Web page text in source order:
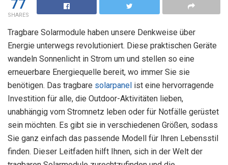
77
SHARES
Tragbare Solarmodule haben unsere Denkweise über
Energie unterwegs revolutioniert. Diese praktischen Geräte
wandeln Sonnenlicht in Strom um und stellen so eine
erneuerbare Energiequelle bereit, wo immer Sie sie
benötigen. Das tragbare solarpanel ist eine hervorragende
Investition für alle, die Outdoor-Aktivitäten lieben,
unabhängig vom Stromnetz leben oder für Notfälle gerüstet
sein möchten. Es gibt sie in verschiedenen Größen, sodass
Sie ganz einfach das passende Modell für Ihren Lebensstil
finden. Dieser Leitfaden hilft Ihnen, sich in der Welt der